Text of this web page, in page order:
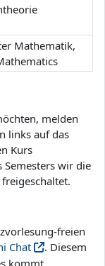
Mathematik,
melden
links auf das
Kurs
Semesters wir die
freien
Chat
. Diesem